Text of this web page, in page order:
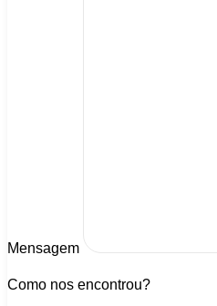
Mensagem
Como nos encontrou?